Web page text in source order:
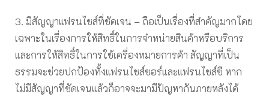
3. มีสัญญาแฟรนไชส์ที่ชัดเจน – ถือเป็นเรื่องที่สำคัญมากโดย
เฉพาะในเรื่องการให้สิทธิ์ในการจำหน่ายสินค้าหรือบริการ
และการให้สิทธิ์ในการใช้เครื่องหมายการค้า สัญญาที่เป็น
ธรรมจะช่วยปกป้องทั้งแฟรนไชส์ซอร์และแฟรนไชส์ซี หาก
ไม่มีสัญญาที่ชัดเจนแล้วก็อาจจะมามีปัญหากันภายหลังได้